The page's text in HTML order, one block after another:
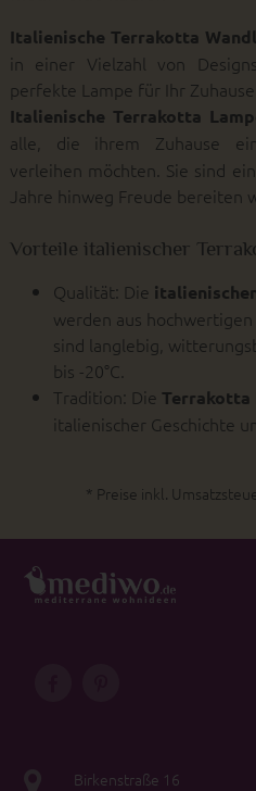
Italienische Terrakotta
in einer Vielzahl von
perfekte Lampe für Ihr
Italienische Terrakotta
alle, die ihrem Zuhause
verleihen möchten. Sie sind
Jahre hinweg Freude bereiten
Vorteile italienischer
Qualität: Die
werden aus
sind langlebig,
bis -20°C.
Tradition: Die Terrakotta
italienischer Geschichte
* Preise inkl.
Birkenstraße 16